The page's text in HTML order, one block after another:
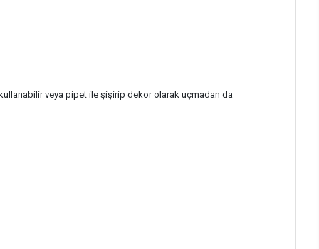
veya pipet ile şişirip dekor olarak uçmadan da